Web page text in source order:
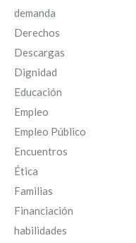
demanda
Derechos
Descargas
Dignidad
Educación
Empleo
Empleo Público
Encuentros
Ética
Familias
Financiación
habilidades